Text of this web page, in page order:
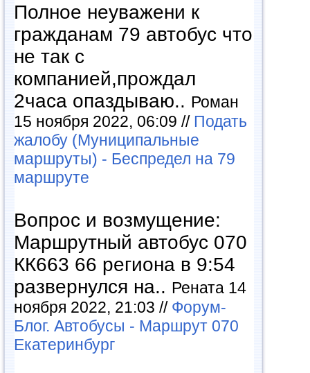
Полное неуважени к
гражданам 79 автобус что
не так с
компанией,прождал
2часа опаздываю.. Роман
15 ноября 2022, 06:09 // Подать
жалобу (Муниципальные
маршруты) - Беспредел на 79
маршруте
Вопрос и возмущение:
Маршрутный автобус 070
КК663 66 региона в 9:54
развернулся на.. Рената 14
ноября 2022, 21:03 // Форум-
Блог. Автобусы - Маршрут 070
Екатеринбург